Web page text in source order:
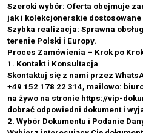
Szeroki wybór: Oferta obejmuje
jak i kolekcjonerskie
Szybka realizacja: Sprawna
terenie Polski i Europy.
Proces Zamówienia – Krok po
1. Kontakt i Konsultacja
Skontaktuj się z nami przez
+49 152 178 22 314, mailowo:
na żywo na stronie https://vip-
dobrać odpowiedni dokument i
2. Wybór Dokumentu i Podanie